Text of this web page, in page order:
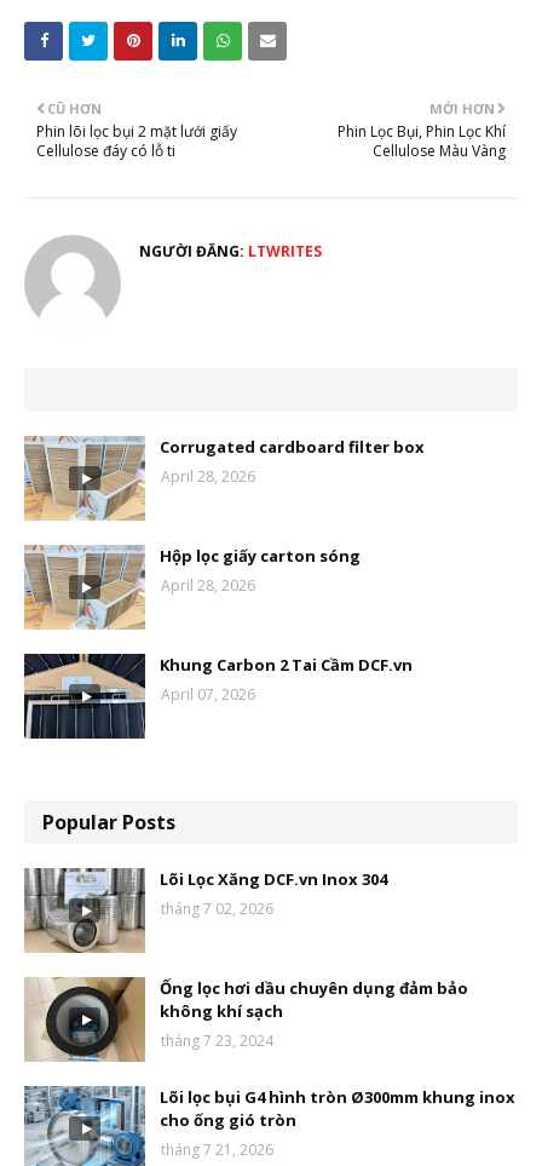
MỚI HƠN
Phin Lọc Bụi, Phin Lọc Khí
Cellulose Màu Vàng
CŨ HƠN
Phin lõi lọc bụi 2 mặt lưới giấy
Cellulose đáy có lỗ ti
NGƯỜI ĐĂNG: LTWRITES
Corrugated cardboard filter box
April 28, 2026
Hộp lọc giấy carton sóng
April 28, 2026
Khung Carbon 2 Tai Cầm DCF.vn
April 07, 2026
Popular Posts
Lõi Lọc Xăng DCF.vn Inox 304
tháng 7 02, 2026
Ống lọc hơi dầu chuyên dụng đảm bảo
không khí sạch
tháng 7 23, 2024
Lõi lọc bụi G4 hình tròn Ø300mm khung inox
cho ống gió tròn
tháng 7 21, 2026